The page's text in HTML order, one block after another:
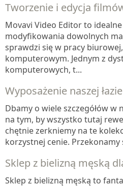
Tworzenie i edycja
Movavi Video Editor to
modyfikowania dowolnych
sprawdzi się w pracy
komputerowym. Jednym z
komputerowych, t...
Wyposażenie naszej
Dbamy o wiele szczegółów w
na tym, by wszystko tutaj
chętnie zerkniemy na te
korzystnej cenie. Przekonamy
Sklep z bielizną męską
Sklep z bielizną męską to